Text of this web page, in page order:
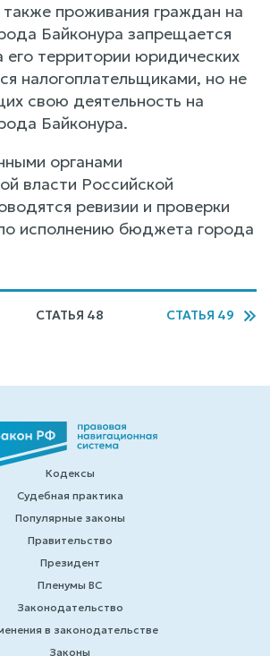
также проживания граждан на
Байконура запрещается
его территории юридических
налогоплательщиками, но не
свою деятельность на
Байконура.
органами
власти Российской
ревизии и проверки
исполнению бюджета города
СТАТЬЯ 48 СТАТЬЯ 49
Кодексы
Судебная практика
Популярные законы
Правительство
Президент
Пленумы ВС
Законодательство
в законодательстве
Законы